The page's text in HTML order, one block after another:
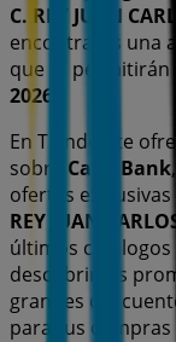
C. REY JUAN
encontrarás una
que te
2026
En Tiendeo te
sobre CaixaBank
ofertas
REY JUAN
últimos catálogos
descubrir las
grandes
para tus compras